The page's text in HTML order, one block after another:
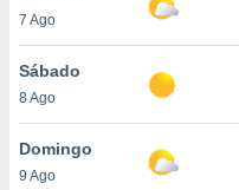
más
nuestra
y
7 Ago
Sábado
8 Ago
Domingo
9 Ago